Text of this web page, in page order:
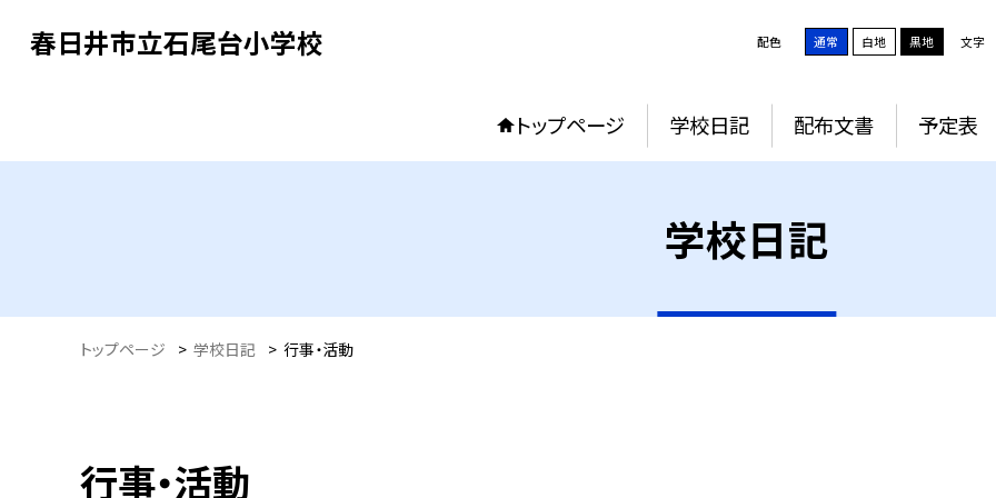
春日井市立石尾台小学校 配色 通常 白地 黒地 文字
トップページ 学校日記 配布文書 予定表
学校日記
トップページ > 学校日記 > 行事・活動
行事・活動